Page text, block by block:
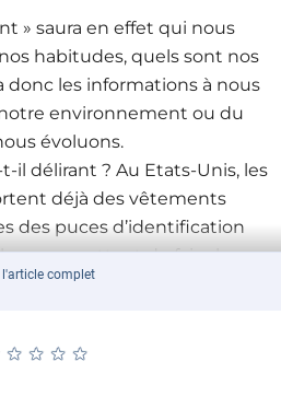
» saura en effet qui nous
habitudes, quels sont nos
donc les informations à nous
environnement ou du
évoluons.
il délirant ? Au Etats-Unis, les
déjà des vêtements
des puces d’identification
permettant de faire leurs
du traditionnel sac à main.
vient d’approuver des
l'article complet
★ ★ ★ ★
★ ★ ★ ★